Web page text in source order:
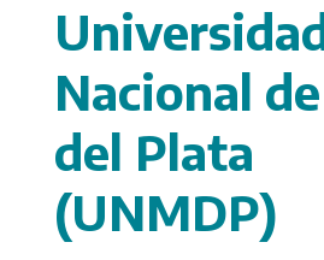
Nacional
del Plata
(UNMDP)